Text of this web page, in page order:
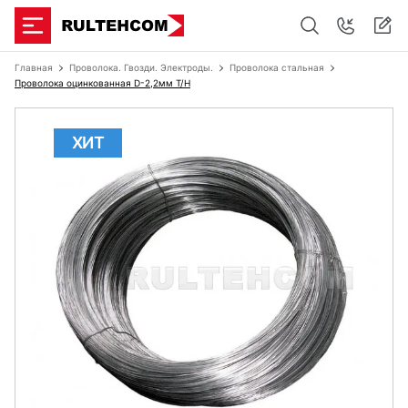
Главная Проволока. Гвозди. Электроды.
Проволока стальная
Проволока оцинкованная D-2,2мм Т/Н
ХИТ